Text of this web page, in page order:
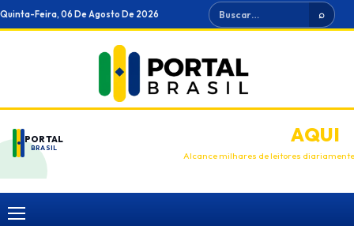
Ir
para
Quinta-Feira, 06 De Agosto De 2026 Buscar ⌕
PORTAL
BRASIL
ANUNCIEAQUI
Alcance milhares de leitores diariamente